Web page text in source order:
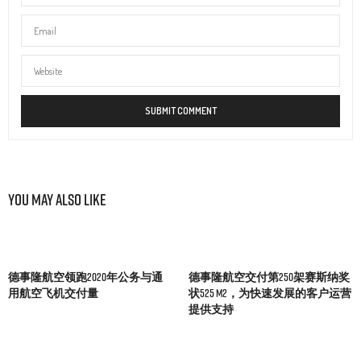
You May Also Like
德事隆航空领跑2020年公务与通
用航空飞机交付量
德事隆航空交付第250架赛斯纳奖
状525 M2，为快速发展的客户运营
提供支持